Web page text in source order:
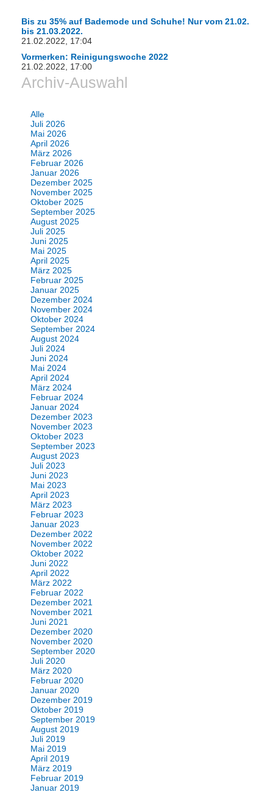
Bis zu 35% auf Bademode und Schuhe! Nur vom 21.02.
bis 21.03.2022.
21.02.2022, 17:04
Vormerken: Reinigungswoche 2022
21.02.2022, 17:00
Archiv-Auswahl
Alle
Juli 2026
Mai 2026
April 2026
März 2026
Februar 2026
Januar 2026
Dezember 2025
November 2025
Oktober 2025
September 2025
August 2025
Juli 2025
Juni 2025
Mai 2025
April 2025
März 2025
Februar 2025
Januar 2025
Dezember 2024
November 2024
Oktober 2024
September 2024
August 2024
Juli 2024
Juni 2024
Mai 2024
April 2024
März 2024
Februar 2024
Januar 2024
Dezember 2023
November 2023
Oktober 2023
September 2023
August 2023
Juli 2023
Juni 2023
Mai 2023
April 2023
März 2023
Februar 2023
Januar 2023
Dezember 2022
November 2022
Oktober 2022
Juni 2022
April 2022
März 2022
Februar 2022
Dezember 2021
November 2021
Juni 2021
Dezember 2020
November 2020
September 2020
Juli 2020
März 2020
Februar 2020
Januar 2020
Dezember 2019
Oktober 2019
September 2019
August 2019
Juli 2019
Mai 2019
April 2019
März 2019
Februar 2019
Januar 2019